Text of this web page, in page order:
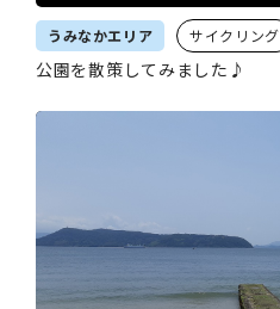
うみなかエリア サイクリング
公園を散策してみました♪